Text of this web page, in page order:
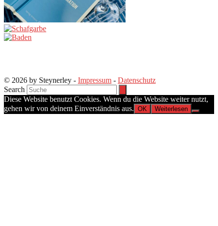
© 2026 by Steynerley - Impressum - Datenschutz
Search
Diese Website benutzt Cookies. Wenn du die Website weiter nutzt,
gehen wir von deinem Einverständnis aus. OK Weiterlesen